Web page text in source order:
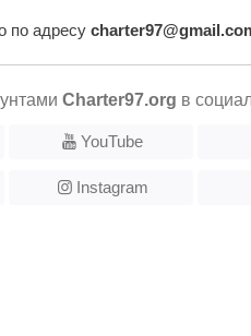
по адресу
Charter97.org в
YouTube
Instagram